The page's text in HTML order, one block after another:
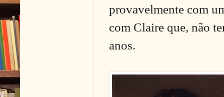
provavelmente com
com Claire que, não
anos.